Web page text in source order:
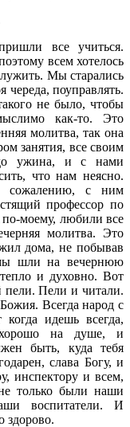
все учиться.
всем хотелось
Мы старались
череда, поуправлять.
не было, чтобы
как-то. Это
молитва, так она
занятия, все своим
ужина, и с нами
что нам неясно.
сожалению, с ним
профессор по
по-моему, любили все
молитва. Это
дома, не побывав
шли на вечернюю
и духовно. Вот
пели. Пели и читали.
Всегда народ с
идешь всегда,
на душе, и
быть, куда тебя
слава Богу, и
инспектору и всем,
только были наши
воспитатели. И
здорово.